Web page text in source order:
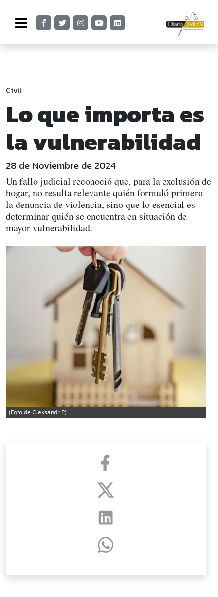
Civil
Lo que importa es
la vulnerabilidad
28 de Noviembre de 2024
Un fallo judicial reconoció que, para la exclusión de
hogar, no resulta relevante quién formuló primero
la denuncia de violencia, sino que lo esencial es
determinar quién se encuentra en situación de
mayor vulnerabilidad.
(Foto de Oleksandr P)